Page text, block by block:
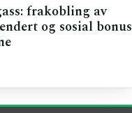
frakobling av
og sosial bonus